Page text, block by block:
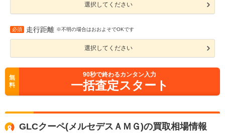
選択してください
必須 走行距離 ※不明の場合はおおよそでOKです
選択してください
無
料
90秒で終わるカンタン入力
一括査定スタート
GLCクーペ(メルセデスＡＭＧ)の買取相場情報